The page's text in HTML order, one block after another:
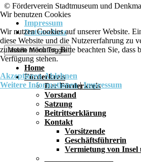
© Förderverein Stadtmuseum und
Impressum
Datenschutz
Mobile Menu Toggle
Home
Förderkreis
Der Förderkreis
Vorstand
Satzung
Beitrittserklärung
Kontakt
Vorsitzende
Geschäftsführerin
Vermietung von Insel
Wir benutzen Cookies
Wir nutzen Cookies auf unserer Website.
diese Website und die Nutzererfahrung zu
zulassen möchten. Bitte beachten Sie,
Verfügung stehen.
Akzeptieren Ablehnen
Weitere Informationen|Impressum